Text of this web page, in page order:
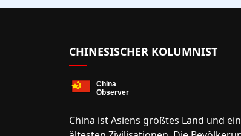
CHINESISCHER KOLUMNIST
China ist Asiens größtes Land und